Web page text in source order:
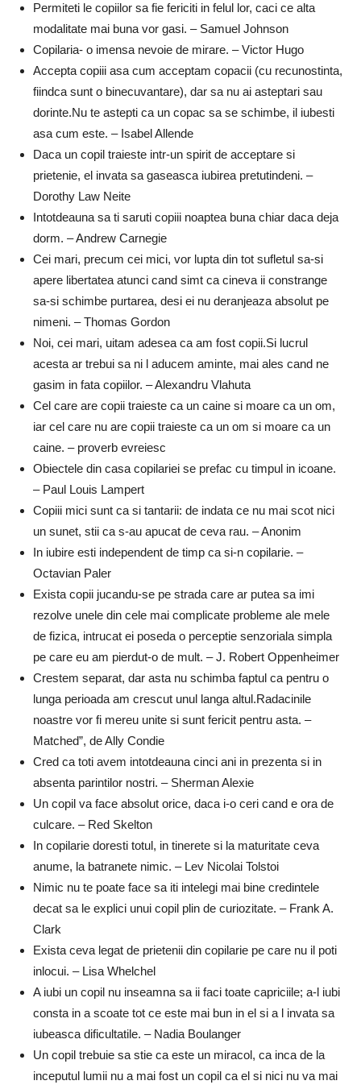
Permiteti le copiilor sa fie fericiti in felul lor, caci ce alta
modalitate mai buna vor gasi. – Samuel Johnson
Copilaria- o imensa nevoie de mirare. – Victor Hugo
Accepta copiii asa cum acceptam copacii (cu recunostinta,
fiindca sunt o binecuvantare), dar sa nu ai asteptari sau
dorinte.Nu te astepti ca un copac sa se schimbe, il iubesti
asa cum este. – Isabel Allende
Daca un copil traieste intr-un spirit de acceptare si
prietenie, el invata sa gaseasca iubirea pretutindeni. –
Dorothy Law Neite
Intotdeauna sa ti saruti copiii noaptea buna chiar daca deja
dorm. – Andrew Carnegie
Cei mari, precum cei mici, vor lupta din tot sufletul sa-si
apere libertatea atunci cand simt ca cineva ii constrange
sa-si schimbe purtarea, desi ei nu deranjeaza absolut pe
nimeni. – Thomas Gordon
Noi, cei mari, uitam adesea ca am fost copii.Si lucrul
acesta ar trebui sa ni l aducem aminte, mai ales cand ne
gasim in fata copiilor. – Alexandru Vlahuta
Cel care are copii traieste ca un caine si moare ca un om,
iar cel care nu are copii traieste ca un om si moare ca un
caine. – proverb evreiesc
Obiectele din casa copilariei se prefac cu timpul in icoane.
– Paul Louis Lampert
Copiii mici sunt ca si tantarii: de indata ce nu mai scot nici
un sunet, stii ca s-au apucat de ceva rau. – Anonim
In iubire esti independent de timp ca si-n copilarie. –
Octavian Paler
Exista copii jucandu-se pe strada care ar putea sa imi
rezolve unele din cele mai complicate probleme ale mele
de fizica, intrucat ei poseda o perceptie senzoriala simpla
pe care eu am pierdut-o de mult. – J. Robert Oppenheimer
Crestem separat, dar asta nu schimba faptul ca pentru o
lunga perioada am crescut unul langa altul.Radacinile
noastre vor fi mereu unite si sunt fericit pentru asta. –
Matched”, de Ally Condie
Cred ca toti avem intotdeauna cinci ani in prezenta si in
absenta parintilor nostri. – Sherman Alexie
Un copil va face absolut orice, daca i-o ceri cand e ora de
culcare. – Red Skelton
In copilarie doresti totul, in tinerete si la maturitate ceva
anume, la batranete nimic. – Lev Nicolai Tolstoi
Nimic nu te poate face sa iti intelegi mai bine credintele
decat sa le explici unui copil plin de curiozitate. – Frank A.
Clark
Exista ceva legat de prietenii din copilarie pe care nu il poti
inlocui. – Lisa Whelchel
A iubi un copil nu inseamna sa ii faci toate capriciile; a-l iubi
consta in a scoate tot ce este mai bun in el si a l invata sa
iubeasca dificultatile. – Nadia Boulanger
Un copil trebuie sa stie ca este un miracol, ca inca de la
inceputul lumii nu a mai fost un copil ca el si nici nu va mai